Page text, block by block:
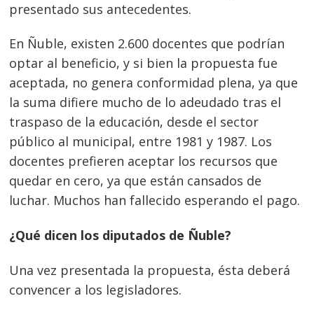
presentado sus antecedentes.
En Ñuble, existen 2.600 docentes que podrían
optar al beneficio, y si bien la propuesta fue
aceptada, no genera conformidad plena, ya que
la suma difiere mucho de lo adeudado tras el
traspaso de la educación, desde el sector
público al municipal, entre 1981 y 1987. Los
docentes prefieren aceptar los recursos que
quedar en cero, ya que están cansados de
luchar. Muchos han fallecido esperando el pago.
¿Qué dicen los diputados de Ñuble?
Una vez presentada la propuesta, ésta deberá
convencer a los legisladores.